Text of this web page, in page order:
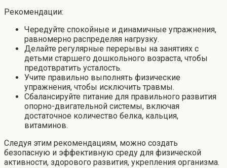
Рекомендации:
Чередуйте спокойные и динамичные упражнения,
равномерно распределяя нагрузку.
Делайте регулярные перерывы на занятиях с
детьми старшего дошкольного возраста, чтобы
предотвратить усталость.
Учите правильно выполнять физические
упражнения, чтобы исключить травмы.
Сбалансируйте питание для правильного развития
опорно-двигательной системы, включая
достаточное количество белка, кальция,
витаминов.
Следуя этим рекомендациям, можно создать
безопасную и эффективную среду для физической
активности, здорового развития, укрепления организма.